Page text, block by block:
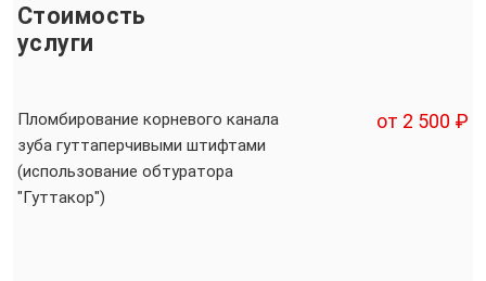
Стоимость
услуги
Пломбирование корневого канала
зуба гуттаперчивыми штифтами
(использование обтуратора
"Гуттакор")
от 2 500 ₽